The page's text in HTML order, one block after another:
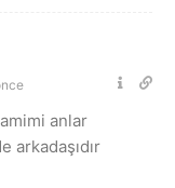
anlar
arkadaşıdır